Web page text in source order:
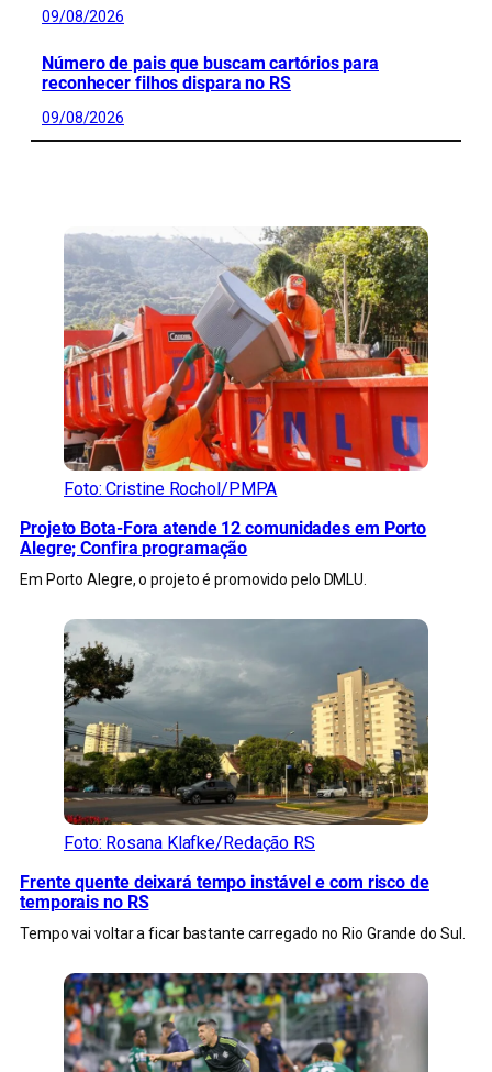
09/08/2026
Número de pais que buscam cartórios para
reconhecer filhos dispara no RS
09/08/2026
Foto: Cristine Rochol/PMPA
Projeto Bota-Fora atende 12 comunidades em Porto
Alegre; Confira programação
Em Porto Alegre, o projeto é promovido pelo DMLU.
Foto: Rosana Klafke/Redação RS
Frente quente deixará tempo instável e com risco de
temporais no RS
Tempo vai voltar a ficar bastante carregado no Rio Grande do Sul.